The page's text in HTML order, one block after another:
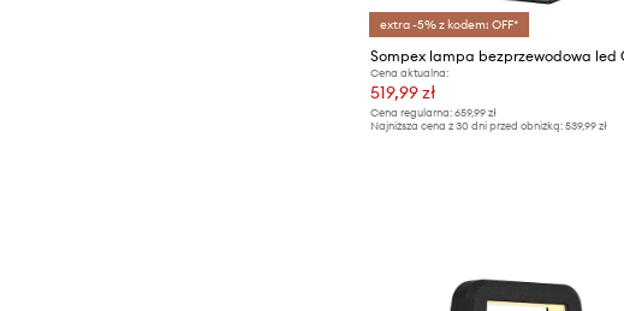
extra -5% z kodem: OFF*
Cena aktualna:
519,99 zł
Cena regularna: 659,99 zł
Najniższa cena z 30 dni przed obniżką: 539,99 zł